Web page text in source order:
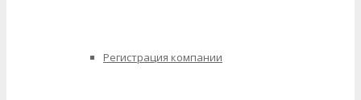
Регистрация компании